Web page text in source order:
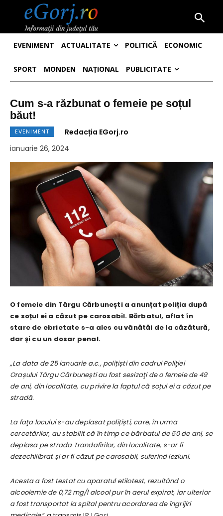
EVENIMENT ACTUALITATE POLITICĂ ECONOMIC
SPORT MONDEN NAȚIONAL PUBLICITATE
Cum s-a răzbunat o femeie pe soțul
băut!
EVENIMENT
Redacția EGorj.ro
ianuarie 26, 2024
O femeie din Târgu Cărbunești a anunțat poliția după
ce soțul ei a căzut pe carosabil. Bărbatul, aflat în
stare de ebrietate s-a ales cu vânătăi de la căzătură,
dar și cu un dosar penal.
„La data de 25 ianuarie a.c., polițiști din cadrul Poliţiei
Orașului Târgu Cărbunești au fost sesizaţi de o femeie de 49
de ani, din localitate, cu privire la faptul că soțul ei a căzut pe
stradă.
La faţa locului s-au deplasat polițiști, care, în urma
cercetărilor, au stabilit că în timp ce bărbatul de 50 de ani, se
deplasa pe strada Trandafirilor, din localitate, s-ar fi
dezechilibrat și ar fi căzut pe carosabil, suferind leziuni.
Acesta a fost testat cu aparatul etilotest, rezultând o
alcoolemie de 0,72 mg/l alcool pur în aerul expirat, iar ulterior
a fost transportat la spital pentru acordarea de îngrijiri